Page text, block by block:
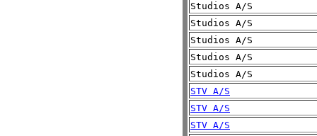
Studios A/S
Studios A/S
Studios A/S
Studios A/S
Studios A/S
STV A/S
STV A/S
STV A/S